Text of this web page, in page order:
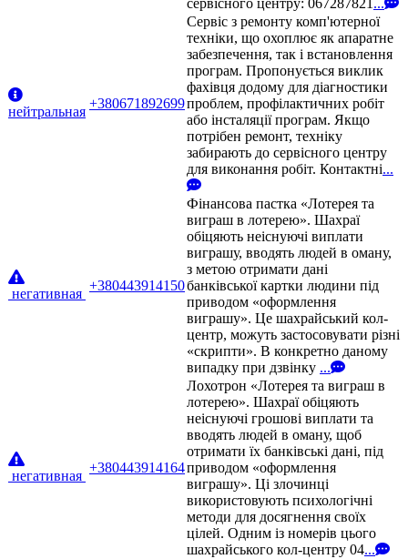
сервісного центру: 067287821 ...
нейтральная
+380671892699
Сервіс з ремонту комп'ютерної
техніки, що охоплює як апаратне
забезпечення, так і встановлення
програм. Пропонується виклик
фахівця додому для діагностики
проблем, профілактичних робіт
або інсталяції програм. Якщо
потрібен ремонт, техніку
забирають до сервісного центру
для виконання робіт. Контактні...
негативная
+380443914150
Фінансова пастка «Лотерея та
виграш в лотерею». Шахраї
обіцяють неіснуючі виплати
виграшу, вводять людей в оману,
з метою отримати дані
банківської картки людини під
приводом «оформлення
виграшу». Це шахрайський кол-
центр, можуть застосовувати різні
«скрипти». В конкретно даному
випадку при дзвінку ...
негативная
+380443914164
Лохотрон «Лотерея та виграш в
лотерею». Шахраї обіцяють
неіснуючі грошові виплати та
вводять людей в оману, щоб
отримати їх банківські дані, під
приводом «оформлення
виграшу». Ці злочинці
використовують психологічні
методи для досягнення своїх
цілей. Одним із номерів цього
шахрайського кол-центру 04...